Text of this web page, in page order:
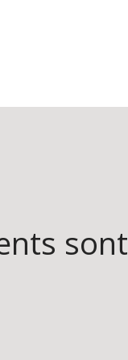
sont